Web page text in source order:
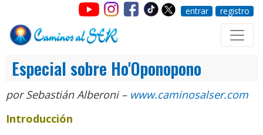
entrar registro
Especial sobre Ho'Oponopono
por Sebastián Alberoni – www.caminosalser.com
Introducción